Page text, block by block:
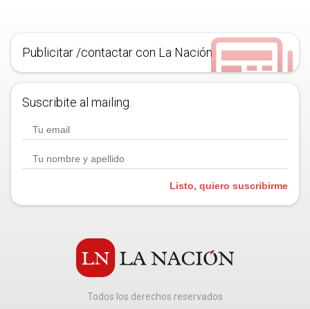
Publicitar /contactar con La Nación
Suscribite al mailing.
Listo, quiero suscribirme
Todos los derechos reservados